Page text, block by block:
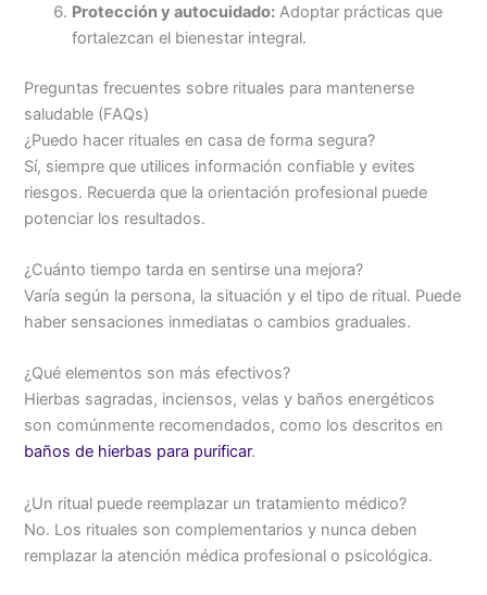
Protección y autocuidado: Adoptar prácticas que
fortalezcan el bienestar integral.
Preguntas frecuentes sobre rituales para mantenerse
saludable (FAQs)
¿Puedo hacer rituales en casa de forma segura?
Sí, siempre que utilices información confiable y evites
riesgos. Recuerda que la orientación profesional puede
potenciar los resultados.
¿Cuánto tiempo tarda en sentirse una mejora?
Varía según la persona, la situación y el tipo de ritual. Puede
haber sensaciones inmediatas o cambios graduales.
¿Qué elementos son más efectivos?
Hierbas sagradas, inciensos, velas y baños energéticos
son comúnmente recomendados, como los descritos en
baños de hierbas para purificar.
¿Un ritual puede reemplazar un tratamiento médico?
No. Los rituales son complementarios y nunca deben
remplazar la atención médica profesional o psicológica.